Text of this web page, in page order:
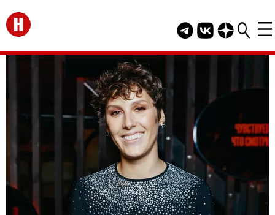
Перейти на главную
Telegram канал
Группа HELLO
Канал